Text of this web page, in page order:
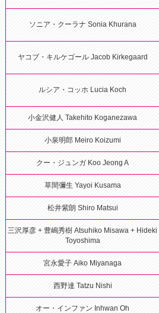
ソニア・クーラナ Sonia Khurana
ヤコブ・キルケゴール Jacob Kirkegaard
ルシア・コッホ Lucia Koch
小金沢健人 Takehito Koganezawa
小泉明郎 Meiro Koizumi
クー・ジュンガ Koo Jeong A
草間彌生 Yayoi Kusama
松井紫朗 Shiro Matsui
三沢厚彦 + 豊嶋秀樹 Atsuhiko Misawa + Hideki
Toyoshima
宮永愛子 Aiko Miyanaga
西野達 Tatzu Nishi
オー・インファン Inhwan Oh